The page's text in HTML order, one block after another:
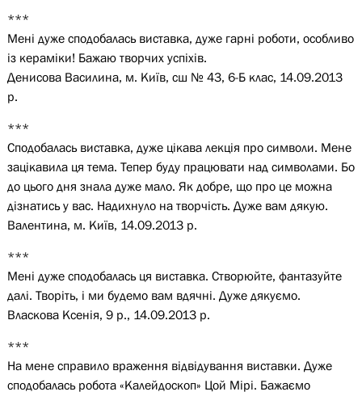
***
Мені дуже сподобалась виставка, дуже гарні роботи, особливо
із кераміки! Бажаю творчих успіхів.
Денисова Василина, м. Київ, сш № 43, 6-Б клас, 14.09.2013
р.
***
Сподобалась виставка, дуже цікава лекція про символи. Мене
зацікавила ця тема. Тепер буду працювати над символами. Бо
до цього дня знала дуже мало. Як добре, що про це можна
дізнатись у вас. Надихнуло на творчість. Дуже вам дякую.
Валентина, м. Київ, 14.09.2013 р.
***
Мені дуже сподобалась ця виставка. Створюйте, фантазуйте
далі. Творіть, і ми будемо вам вдячні. Дуже дякуємо.
Власкова Ксенія, 9 р., 14.09.2013 р.
***
На мене справило враження відвідування виставки. Дуже
сподобалась робота «Калейдоскоп» Цой Мірі. Бажаємо